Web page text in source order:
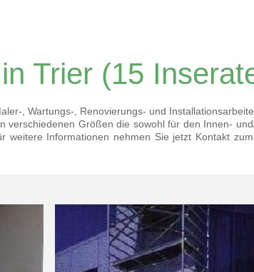
Trier (15
, Wartungs-, Renovierungs- und
verschiedenen Größen die sowohl für den Innen-
weitere Informationen nehmen Sie jetzt Kontakt